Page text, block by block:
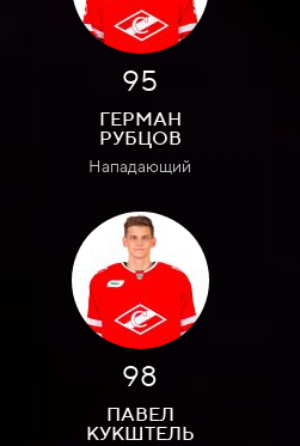
95
ГЕРМАН
РУБЦОВ
Нападающий
98
ПАВЕЛ
КУКШТЕЛЬ